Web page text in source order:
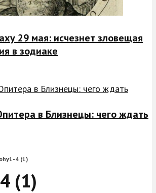
29 мая: исчезнет зловещая
в зодиаке
в Близнецы: чего ждать
4 (1)
(1)